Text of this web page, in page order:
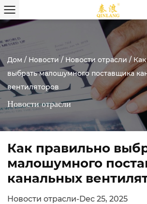
Дом / Новости / Новости отрасли /
выбрать малошумного поставщика
вентиляторов
Новости отрасли
Как правильно
малошумного
канальных
Новости отрасли-Dec 25, 2025